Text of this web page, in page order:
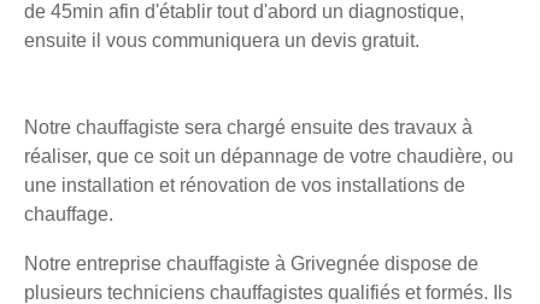
de 45min afin d'établir tout d'abord un diagnostique,
ensuite il vous communiquera un devis gratuit.
Notre chauffagiste sera chargé ensuite des travaux à
réaliser, que ce soit un dépannage de votre chaudière, ou
une installation et rénovation de vos installations de
chauffage.
Notre entreprise chauffagiste à Grivegnée dispose de
plusieurs techniciens chauffagistes qualifiés et formés. Ils